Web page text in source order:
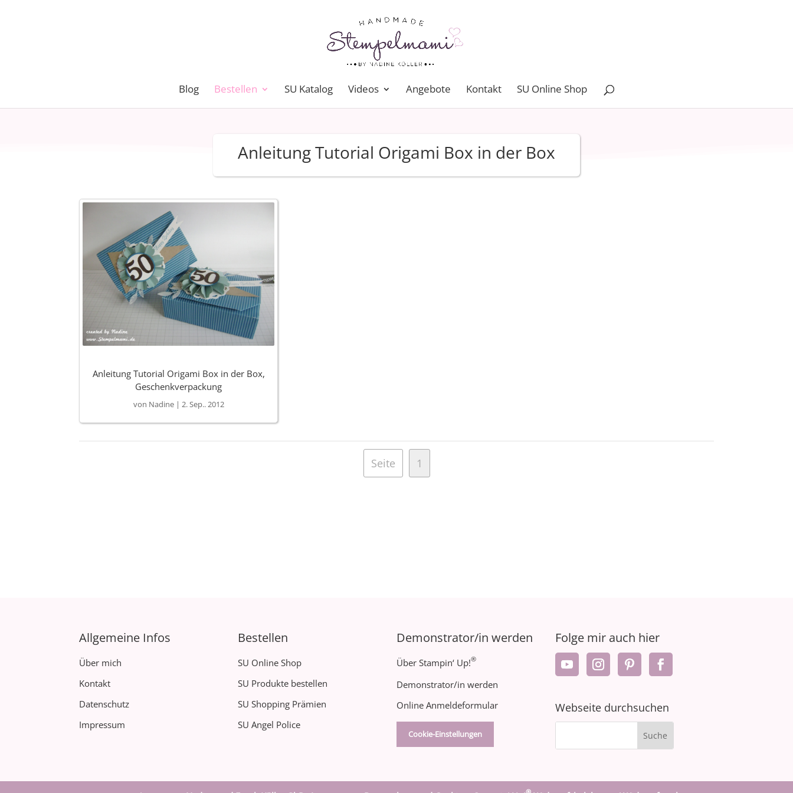
Blog Bestellen SU Katalog Videos Angebote Kontakt SU Online Shop
Anleitung Tutorial Origami Box in der Box
Anleitung Tutorial Origami Box in der Box,
Geschenkverpackung
von Nadine| 2. Sep.. 2012
Seite 1
Allgemeine Infos
Über mich
Kontakt
Datenschutz
Impressum
Bestellen
SU Online Shop
SU Produkte bestellen
SU Shopping Prämien
SU Angel Police
Demonstrator/in werden
Über Stampin‘ Up!®
Demonstrator/in werden
Online Anmeldeformular
Cookie-Einstellungen
Folge mir auch hier
Webseite durchsuchen